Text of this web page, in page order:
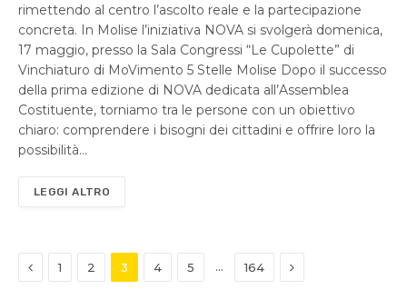
rimettendo al centro l’ascolto reale e la partecipazione
concreta. In Molise l’iniziativa NOVA si svolgerà domenica,
17 maggio, presso la Sala Congressi “Le Cupolette” di
Vinchiaturo di MoVimento 5 Stelle Molise Dopo il successo
della prima edizione di NOVA dedicata all’Assemblea
Costituente, torniamo tra le persone con un obiettivo
chiaro: comprendere i bisogni dei cittadini e offrire loro la
possibilità…
LEGGI ALTRO
Previous
1 2 3 4 5 … 164 Next